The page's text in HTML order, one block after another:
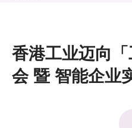
新闻中心
香港工业迈向
会 暨 智能企业